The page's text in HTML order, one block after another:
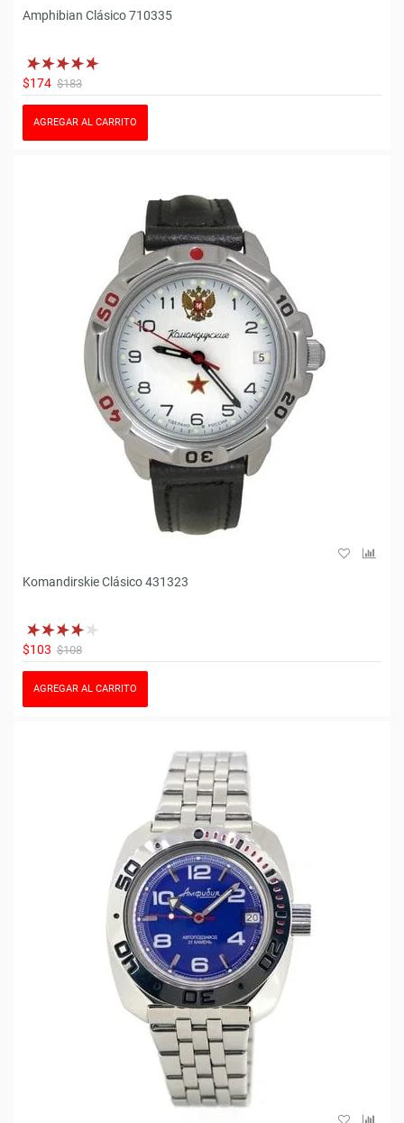
Amphibian Clásico 710335
$174 $183
AGREGAR AL CARRITO
Komandirskie Clásico 431323
$103 $108
AGREGAR AL CARRITO